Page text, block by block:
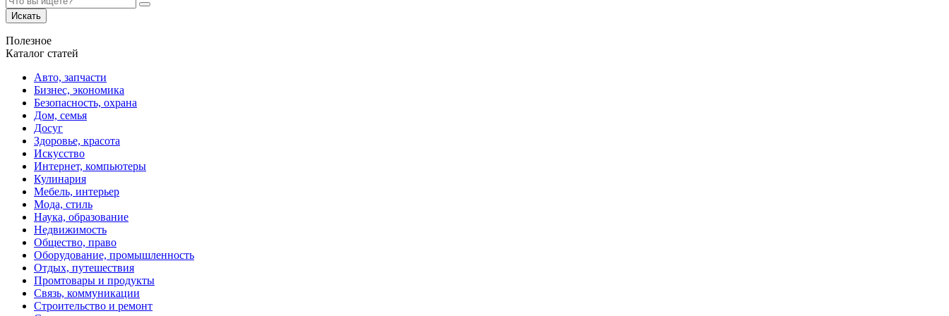
Искать
Полезное
Каталог статей
Авто, запчасти
Бизнес, экономика
Безопасность, охрана
Дом, семья
Досуг
Здоровье, красота
Искусство
Интернет, компьютеры
Кулинария
Мебель, интерьер
Мода, стиль
Наука, образование
Недвижимость
Общество, право
Оборудование, промышленность
Отдых, путешествия
Промтовары и продукты
Связь, коммуникации
Строительство и ремонт